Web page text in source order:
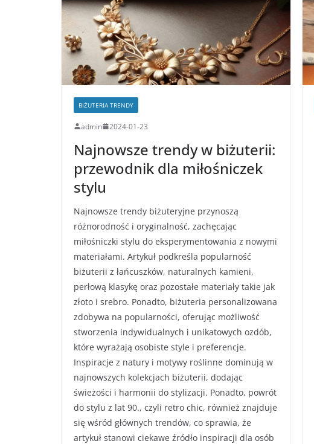
BIŻUTERIA TRENDY
admin 2024-01-23
Najnowsze trendy w biżuterii:
przewodnik dla miłośniczek
stylu
Najnowsze trendy biżuteryjne przynoszą
różnorodność i oryginalność, zachęcając
miłośniczki stylu do eksperymentowania z nowymi
materiałami. Artykuł podkreśla popularność
biżuterii z łańcuszków, naturalnych kamieni,
perłową klasykę oraz pozostałe materiały takie jak
złoto i srebro. Ponadto, biżuteria personalizowana
zdobywa na popularności, oferując możliwość
stworzenia indywidualnych i unikatowych ozdób,
które wyrażają osobiste style i preferencje.
Inspiracje z natury i motywy roślinne dominują w
najnowszych kolekcjach biżuterii, dodając
świeżości i harmonii do stylizacji. Ponadto, powrót
do stylu z lat 90., czyli retro chic, również znajduje
się wśród głównych trendów, co sprawia, że
artykuł stanowi ciekawe źródło inspiracji dla osób